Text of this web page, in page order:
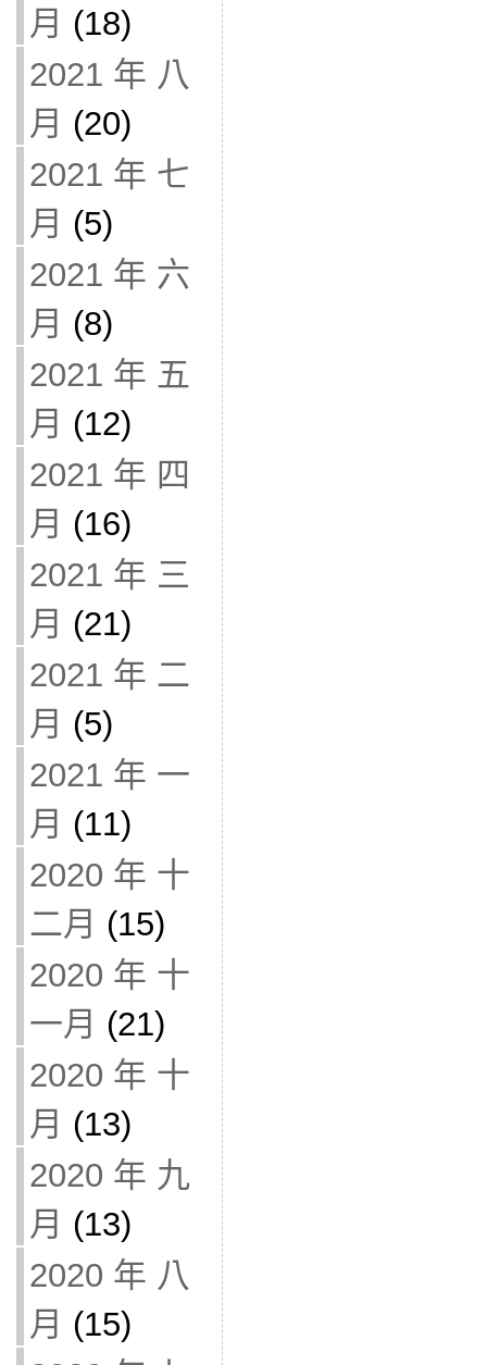
月 (18)
2021 年 八
月 (20)
2021 年 七
月 (5)
2021 年 六
月 (8)
2021 年 五
月 (12)
2021 年 四
月 (16)
2021 年 三
月 (21)
2021 年 二
月 (5)
2021 年 一
月 (11)
2020 年 十
二月 (15)
2020 年 十
一月 (21)
2020 年 十
月 (13)
2020 年 九
月 (13)
2020 年 八
月 (15)